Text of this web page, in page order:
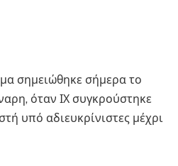
σημειώθηκε σήμερα το
όταν ΙΧ συγκρούστηκε
υπό αδιευκρίνιστες μέχρι